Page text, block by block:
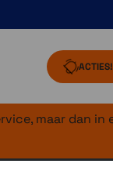
ACTIES!
maar dan in